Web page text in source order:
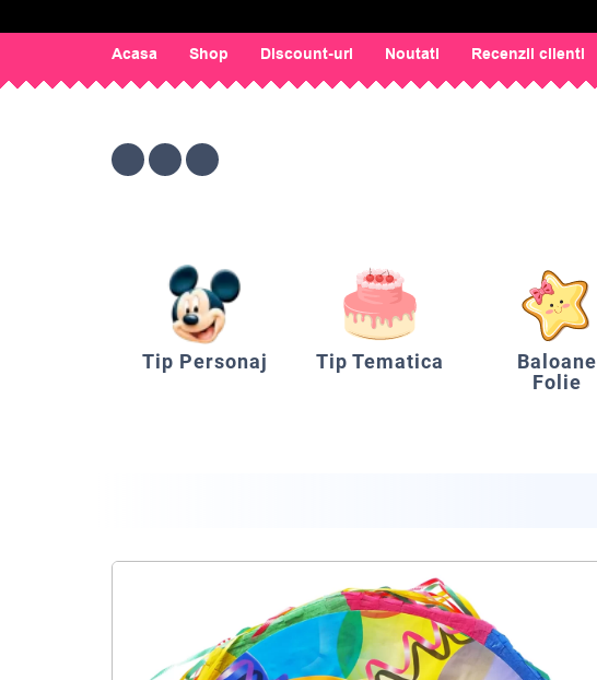
Acasa Shop Discount-uri Noutati Recenzii clienti
Tip Personaj Tip Tematica
Baloane
Folie